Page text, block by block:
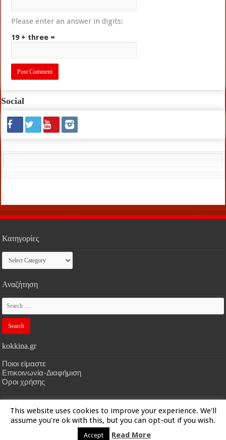
Please enter an answer in digits:
19 + three =
Social
Κατηγορίες
Κατηγορίες
Αναζήτηση
kokkina.gr
Ποιοι είμαστε
Επικοινωνία-Διαφήμιση
Όροι χρήσης
HOMEkokkina.gr | Designed bykokkina.gr
© Copyright 2026, All Rights Reserved
This website uses cookies to improve your experience. We'll
assume you're ok with this, but you can opt-out if you wish.
Accept Read More